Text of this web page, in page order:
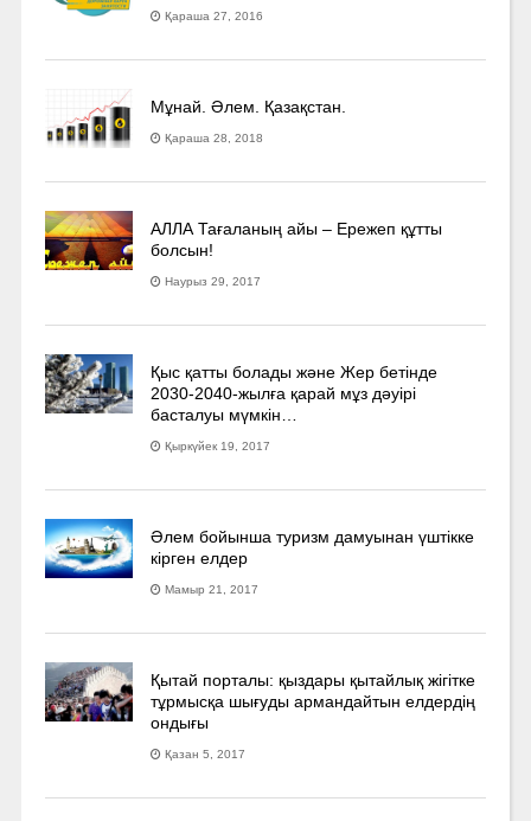
Қараша 27, 2016
Мұнай. Әлем. Қазақстан.
Қараша 28, 2018
АЛЛА Тағаланың айы – Ережеп құтты
болсын!
Наурыз 29, 2017
Қыс қатты болады және Жер бетінде
2030-2040­-жылға қарай мұз дәуірі
басталуы мүмкін…
Қыркүйек 19, 2017
Әлем бойынша туризм дамуынан үштікке
кірген елдер
Мамыр 21, 2017
Қытай порталы: қыздары қытайлық жігітке
тұрмысқа шығуды армандайтын елдердің
ондығы
Қазан 5, 2017